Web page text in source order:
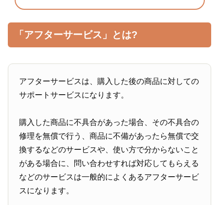
「アフターサービス」とは?
アフターサービスは、購入した後の商品に対しての
サポートサービスになります。
購入した商品に不具合があった場合、その不具合の
修理を無償で行う、商品に不備があったら無償で交
換するなどのサービスや、使い方で分からないこと
がある場合に、問い合わせすれば対応してもらえる
などのサービスは一般的によくあるアフターサービ
スになります。